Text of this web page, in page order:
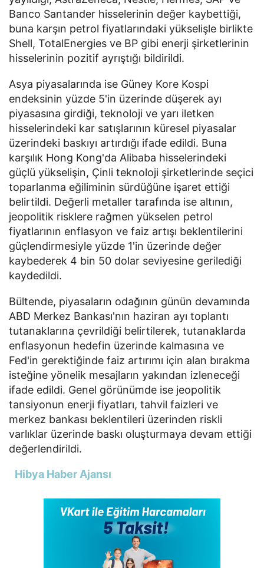
Banco Santander hisselerinin değer kaybettiği,
buna karşın petrol fiyatlarındaki yükselişle birlikte
Shell, TotalEnergies ve BP gibi enerji şirketlerinin
hisselerinin pozitif ayrıştığı bildirildi.
Asya piyasalarında ise Güney Kore Kospi
endeksinin yüzde 5'in üzerinde düşerek ayı
piyasasına girdiği, teknoloji ve yarı iletken
hisselerindeki kar satışlarının küresel piyasalar
üzerindeki baskıyı artırdığı ifade edildi. Buna
karşılık Hong Kong'da Alibaba hisselerindeki
güçlü yükselişin, Çinli teknoloji şirketlerinde seçici
toparlanma eğiliminin sürdüğüne işaret ettiği
belirtildi. Değerli metaller tarafında ise altının,
jeopolitik risklere rağmen yükselen petrol
fiyatlarının enflasyon ve faiz artışı beklentilerini
güçlendirmesiyle yüzde 1'in üzerinde değer
kaybederek 4 bin 50 dolar seviyesine gerilediği
kaydedildi.
Bültende, piyasaların odağının günün devamında
ABD Merkez Bankası'nın haziran ayı toplantı
tutanaklarına çevrildiği belirtilerek, tutanaklarda
enflasyonun hedefin üzerinde kalmasına ve
Fed'in gerektiğinde faiz artırımı için alan bırakma
isteğine yönelik mesajların yakından izleneceği
ifade edildi. Genel görünümde ise jeopolitik
tansiyonun enerji fiyatları, tahvil faizleri ve
merkez bankası beklentileri üzerinden riskli
varlıklar üzerinde baskı oluşturmaya devam ettiği
değerlendirildi.
Hibya Haber Ajansı